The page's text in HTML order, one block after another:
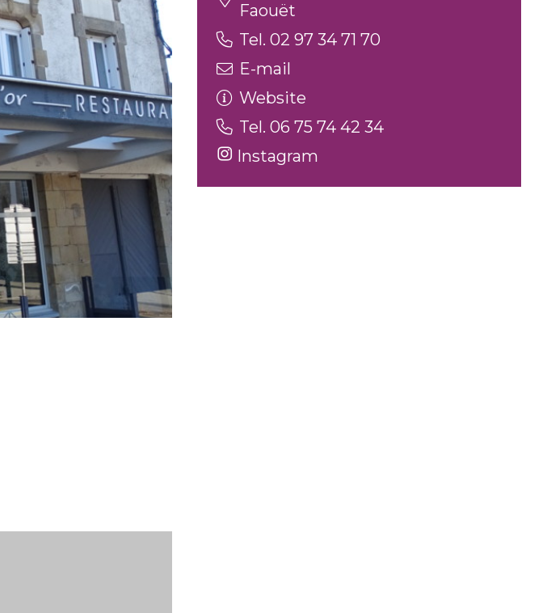
Faouët
Tel. 02 97 34 71 70
E-mail
Website
Tel. 06 75 74 42 34
Instagram